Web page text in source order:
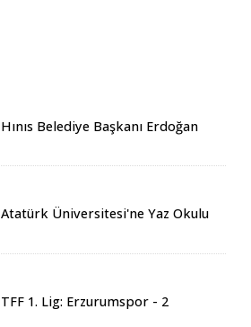
Hınıs Belediye Başkanı Erdoğan
Atatürk Üniversitesi'ne Yaz Okulu
TFF 1. Lig: Erzurumspor - 2